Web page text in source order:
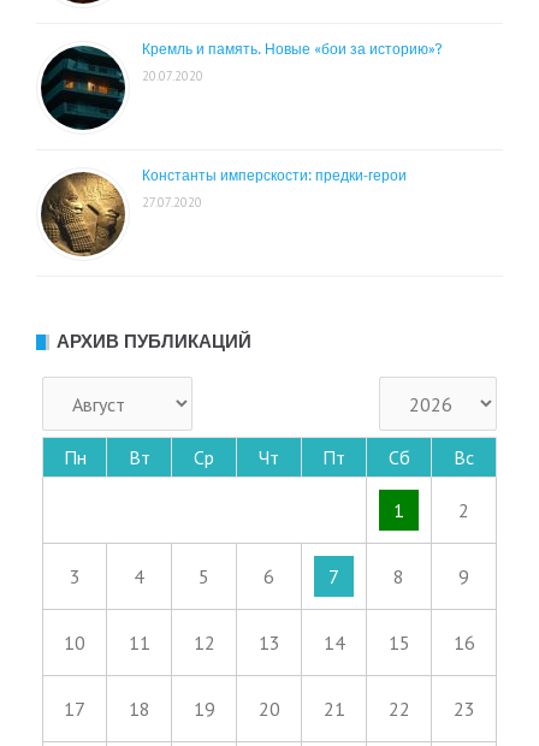
Кремль и память. Новые «бои за историю»?
20.07.2020
Константы имперскости: предки-герои
27.07.2020
АРХИВ ПУБЛИКАЦИЙ
Пн Вт Ср Чт Пт Сб Вс
1 2
3 4 5 6 7 8 9
10 11 12 13 14 15 16
17 18 19 20 21 22 23